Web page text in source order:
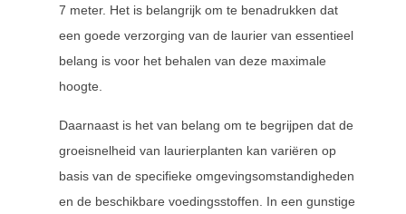
7 meter. Het is belangrijk om te benadrukken dat
een goede verzorging van de laurier van essentieel
belang is voor het behalen van deze maximale
hoogte.
Daarnaast is het van belang om te begrijpen dat de
groeisnelheid van laurierplanten kan variëren op
basis van de specifieke omgevingsomstandigheden
en de beschikbare voedingsstoffen. In een gunstige